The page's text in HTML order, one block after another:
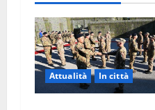
Attualità In città